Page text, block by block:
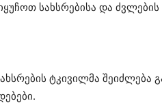
სახსრებისა და
ტკივილმა შეიძლება